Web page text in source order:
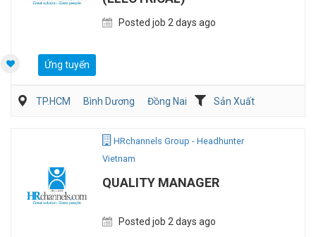
Posted job 2 days ago
Ứng tuyển
TP.HCM Bình Dương Đồng Nai
Sản Xuất
HRchannels Group - Headhunter
Vietnam
QUALITY MANAGER
Posted job 2 days ago